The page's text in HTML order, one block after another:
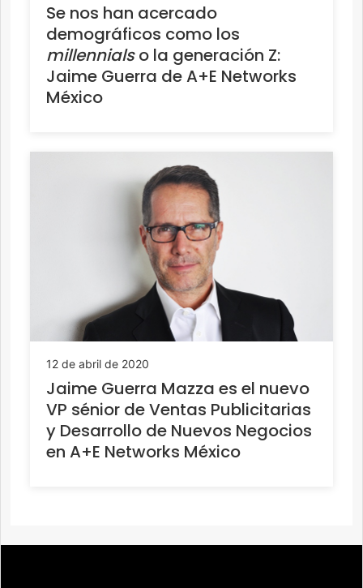
Se nos han acercado
demográficos como los
millennialso la generación Z:
Jaime Guerra de A+E Networks
México
12 de abril de 2020
Jaime Guerra Mazza es el nuevo
VP sénior de Ventas Publicitarias
y Desarrollo de Nuevos Negocios
en A+E Networks México